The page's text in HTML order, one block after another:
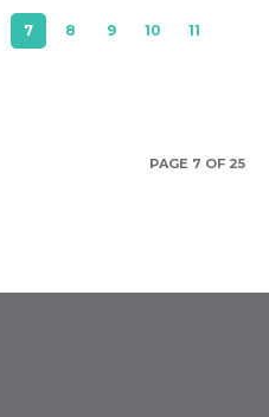
7 8 9 10 11
PAGE 7 OF 25